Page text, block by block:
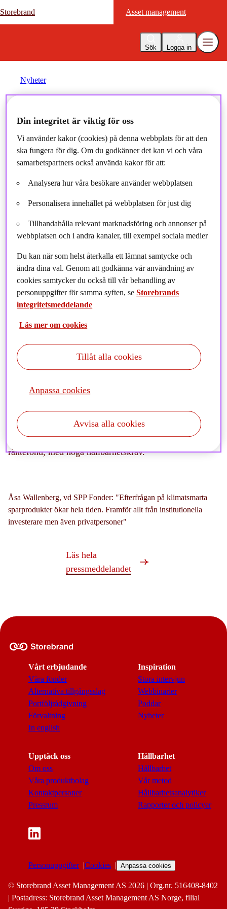
Storebrand Asset management
Sök Logga in
Storebrand Asset management
Nyheter
SPP Fonder utökar
Plusfamiljen med SPP Global
Företagsobligation Plus
2018-05-14
För två år sedan lanserade SPP Fonder ett Pluskoncept
med fossilfria fonder. Sedan start har fonderna attraherat
över 15 miljarder kronor. Nu utökas familjen med SPP
Global Företagsobligation Plus. En aktivt förvaltad
räntefond, med höga hållbarhetskrav.
Åsa Wallenberg, vd SPP Fonder: "Efterfrågan på klimatsmarta
sparprodukter ökar hela tiden. Framför allt från institutionella
investerare men även privatpersoner"
Läs hela
pressmeddelandet
Vårt erbjudande
Våra fonder
Alternativa tillgångsslag
Portföljrådgivning
Förvaltning
In english
Inspiration
Stora intervjun
Webbinarier
Poddar
Nyheter
Upptäck oss
Om oss
Våra produktbolag
Kontaktpersoner
Pressrum
Hållbarhet
Hållbarhet
Vår metod
Hållbarhetsanalytiker
Rapporter och policyer
Personuppgifter Cookies Anpassa cookies
© Storebrand Asset Management AS 2026 | Org.nr. 516408-8402
| Postadress: Storebrand Asset Management AS Norge, filial
Din integritet är viktig för oss
Vi använder kakor (cookies) på denna webbplats för att den
ska fungera för dig. Om du godkänner det kan vi och våra
samarbetspartners också använda kakor för att:
Analysera hur våra besökare använder webbplatsen
Personalisera innehållet på webbplatsen för just dig
Tillhandahålla relevant marknadsföring och annonser på
webbplatsen och i andra kanaler, till exempel sociala medier
Du kan när som helst återkalla ett lämnat samtycke och
ändra dina val. Genom att godkänna vår användning av
cookies samtycker du också till vår behandling av
personuppgifter för samma syften, seStorebrands
integritetsmeddelande
Läs mer om cookies
Anpassa cookies
Avvisa alla cookies
Tillåt alla cookies